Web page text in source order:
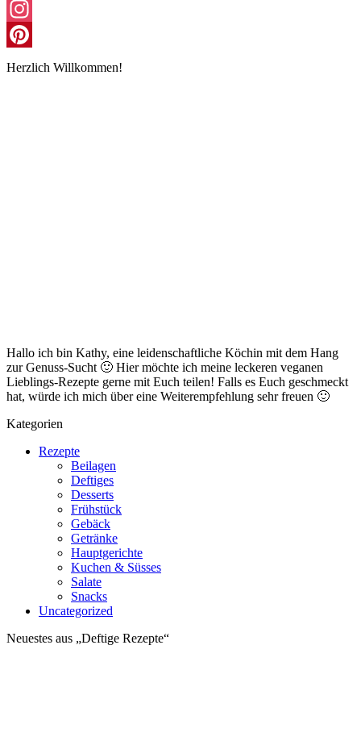
Facebook
Instagram
Pinterest
Herzlich Willkommen!
Hallo ich bin Kathy, eine leidenschaftliche Köchin mit dem Hang
zur Genuss-Sucht 🙂 Hier möchte ich meine leckeren veganen
Lieblings-Rezepte gerne mit Euch teilen! Falls es Euch geschmeckt
hat, würde ich mich über eine Weiterempfehlung sehr freuen 🙂
Kategorien
Rezepte
Beilagen
Deftiges
Desserts
Frühstück
Gebäck
Getränke
Hauptgerichte
Kuchen & Süsses
Salate
Snacks
Uncategorized
Neuestes aus „Deftige Rezepte“